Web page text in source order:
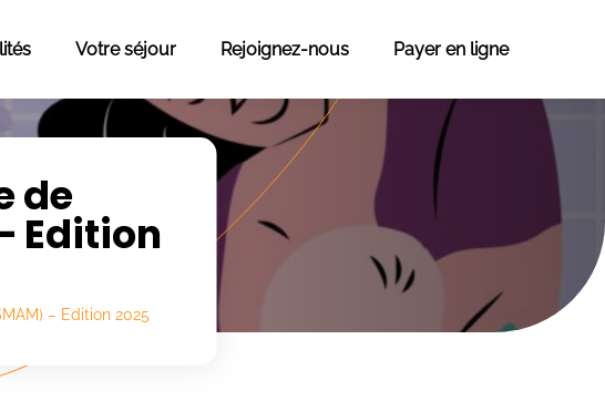
Votre séjour Rejoignez-nous Payer en ligne
de
Edition
– Edition 2025